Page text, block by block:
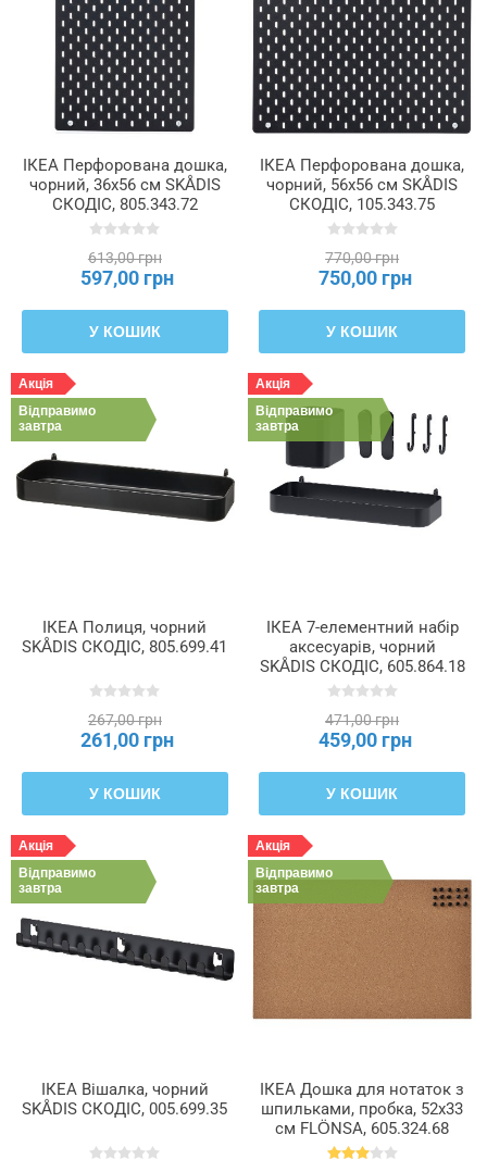
ІКЕА Перфорована дошка,
чорний, 36x56 см SKÅDIS
СКОДІС, 805.343.72
613,00 грн
597,00 грн
У КОШИК
ІКЕА Перфорована дошка,
чорний, 56x56 см SKÅDIS
СКОДІС, 105.343.75
770,00 грн
750,00 грн
У КОШИК
Акція
Відправимо
завтра
ІКЕА Полиця, чорний
SKÅDIS СКОДІС, 805.699.41
267,00 грн
261,00 грн
У КОШИК
Акція
Відправимо
завтра
ІКЕА 7-елементний набір
аксесуарів, чорний
SKÅDIS СКОДІС, 605.864.18
471,00 грн
459,00 грн
У КОШИК
Акція
Відправимо
завтра
ІКЕА Вішалка, чорний
SKÅDIS СКОДІС, 005.699.35
Акція
Відправимо
завтра
ІКЕА Дошка для нотаток з
шпильками, пробка, 52x33
см FLÖNSA, 605.324.68